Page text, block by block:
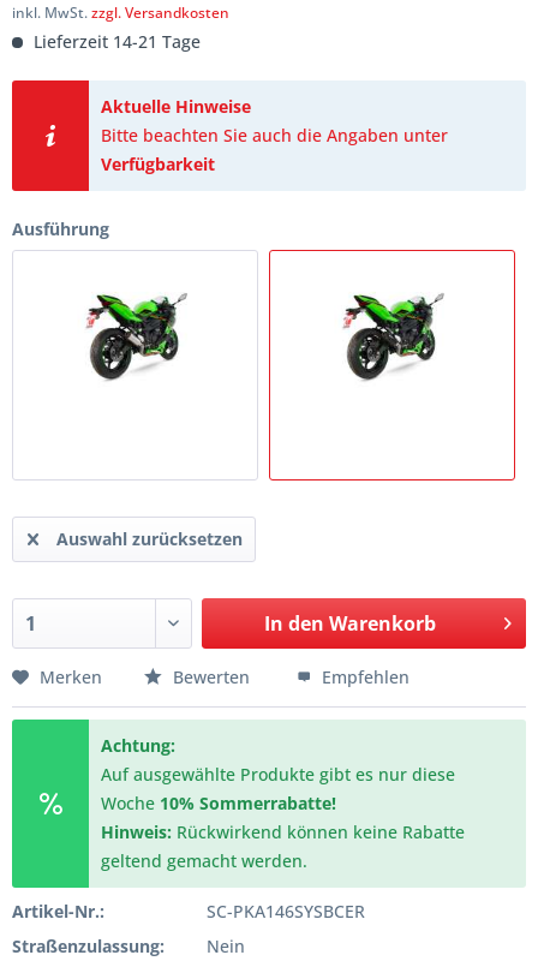
inkl. MwSt.zzgl. Versandkosten
Lieferzeit 14-21 Tage
Aktuelle Hinweise
Bitte beachten Sie auch die Angaben unter
Verfügbarkeit
Ausführung
Auswahl zurücksetzen
In den Warenkorb
Merken Bewerten Empfehlen
Achtung:
Auf ausgewählte Produkte gibt es nur diese
Woche 10% Sommerrabatte!
Hinweis: Rückwirkend können keine Rabatte
geltend gemacht werden.
Artikel-Nr.:
SC-PKA146SYSBCER
Straßenzulassung:
Nein